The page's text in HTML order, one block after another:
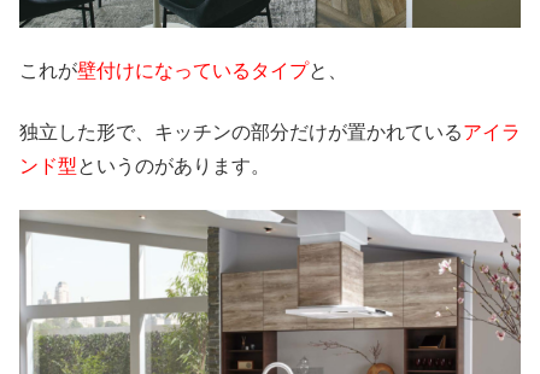
これが壁付けになっているタイプと、
独立した形で、キッチンの部分だけが置かれているアイラ
ンド型というのがあります。